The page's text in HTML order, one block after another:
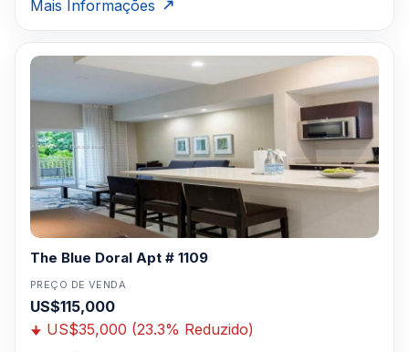
Mais Informações
The Blue Doral Apt # 1109
PREÇO DE VENDA
US$115,000
US$35,000 (23.3% Reduzido)